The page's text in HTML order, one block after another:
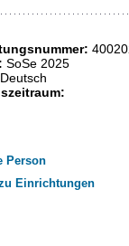
SoSe 2025
Deutsch
Person
Einrichtungen